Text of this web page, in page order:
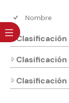
Nombre
Clasificación
Clasificación
Clasificación